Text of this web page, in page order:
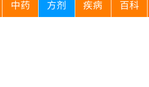
中药 方剂 疾病 百科